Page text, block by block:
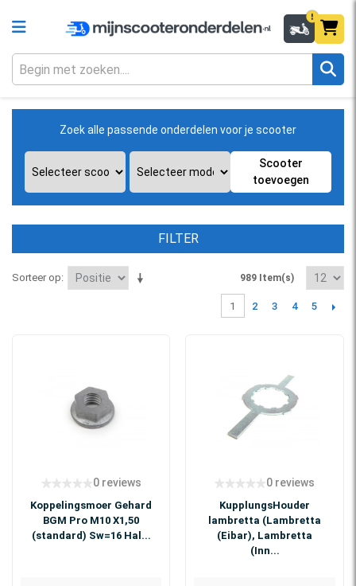
Zoek alle passende onderdelen voor je scooter
Scooter
toevoegen
FILTER
Sorteer op 989 Item(s)
1 2 3 4 5
0 reviews
Koppelingsmoer Gehard
BGM Pro M10 X1,50
(standard) Sw=16 Hal...
0 reviews
KupplungsHouder
lambretta (Lambretta
(Eibar), Lambretta
(Inn...